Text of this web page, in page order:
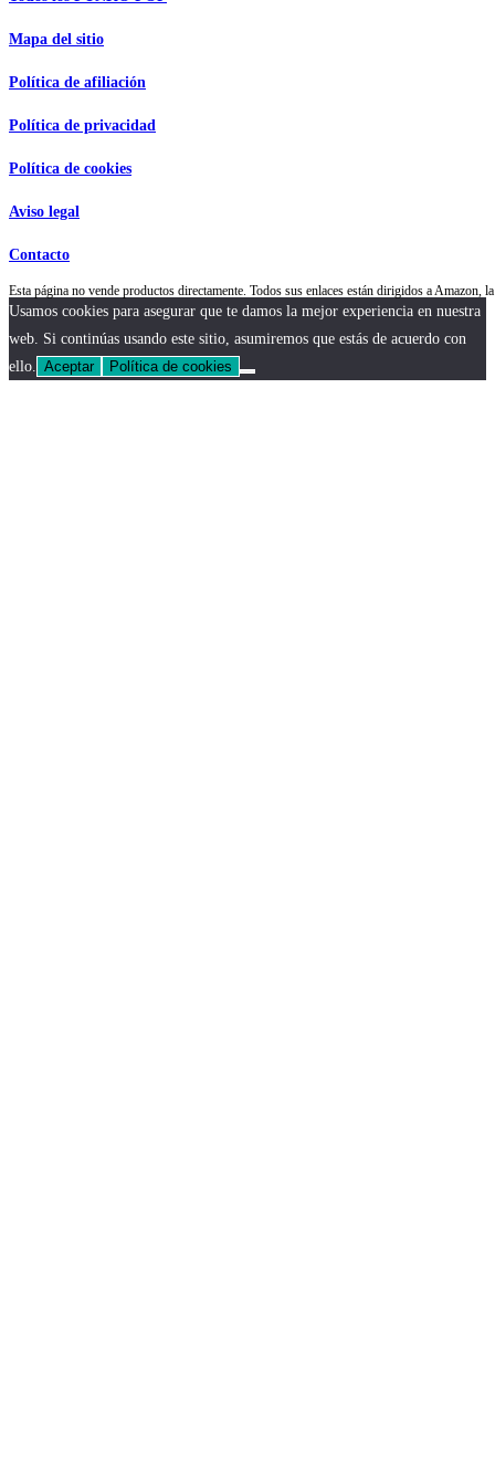
Mapa del sitio
Política de afiliación
Política de privacidad
Política de cookies
Aviso legal
Contacto
Esta página no vende productos directamente. Todos sus enlaces están dirigidos a
Usamos cookies para asegurar que te damos la mejor experiencia en nuestra
web. Si continúas usando este sitio, asumiremos que estás de acuerdo con
ello. Aceptar Política de cookies